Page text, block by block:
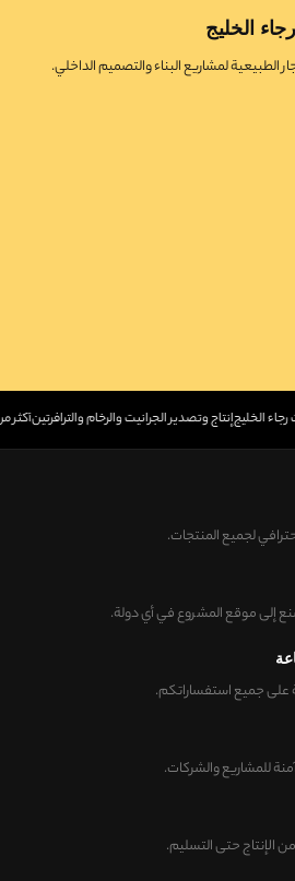
الخليج
لمشاريع البناء والتصميم الداخلي.
أكثر من 30 عامًا منإنتاج وتصدير الجرانيت والرخام والترافرتينالخليج
لجميع المنتجات.
إلى موقع المشروع في أي دولة.
جميع استفساراتكم.
للمشاريع والشركات.
الإنتاج حتى التسليم.